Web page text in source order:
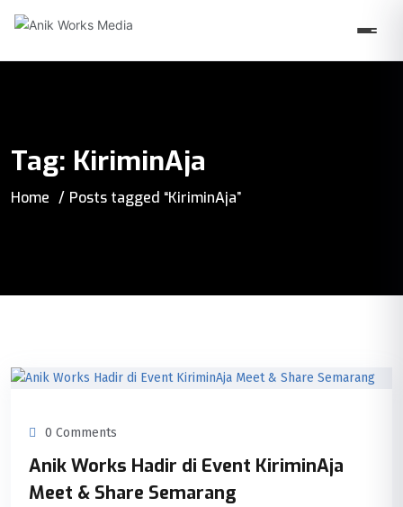
Tag: KiriminAja
Home Posts tagged “KiriminAja”
0 Comments
Anik Works Hadir di Event KiriminAja
Meet & Share Semarang